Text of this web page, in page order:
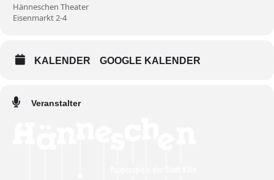
Hänneschen Theater
Eisenmarkt 2-4
KALENDER GOOGLE KALENDER
Veranstalter